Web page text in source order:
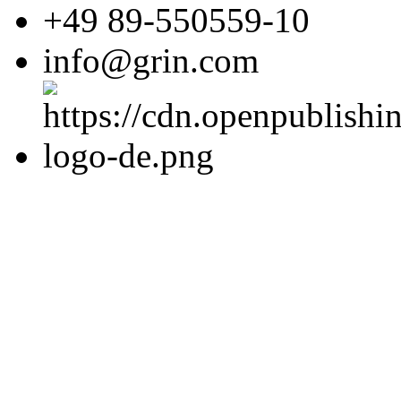
GRIN Verlag GmbH
Nymphenburger Str.
80636
Munich, Deutschland
+49 89-550559-0